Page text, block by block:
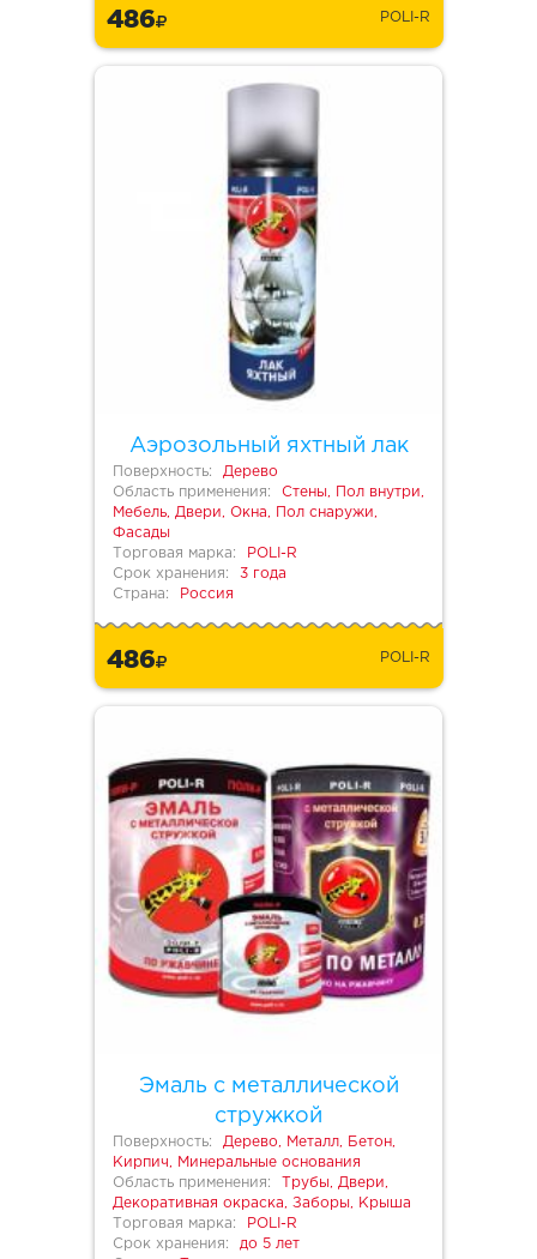
486 POLI-R
Аэрозольный яхтный лак
Поверхность:
Дерево
Область применения:
Стены, Пол внутри,
Мебель, Двери, Окна, Пол снаружи,
Фасады
Торговая марка:
POLI-R
Срок хранения:
3 года
Страна:
Россия
486 POLI-R
Эмаль с металлической
стружкой
Поверхность:
Дерево, Металл, Бетон,
Кирпич, Минеральные основания
Область применения:
Трубы, Двери,
Декоративная окраска, Заборы, Крыша
Торговая марка:
POLI-R
Срок хранения:
до 5 лет